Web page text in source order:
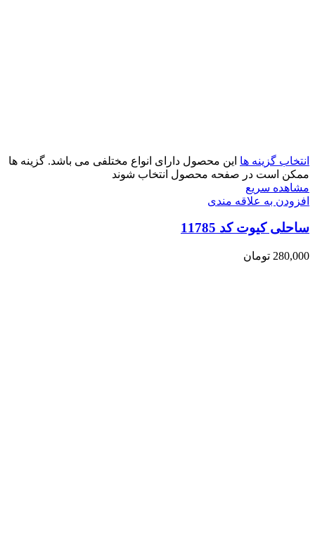
انتخاب گزینه ها این محصول دارای انواع مختلفی می باشد. گزینه ها
ممکن است در صفحه محصول انتخاب شوند
مشاهده سریع
افزودن به علاقه مندی
ساحلی کیوت کد 11785
280,000 تومان